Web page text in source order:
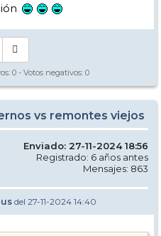
0 - Votos negativos: 0
vs remontes viejos
Enviado: 27-11-2024 18:56
Registrado: 6 años antes
Mensajes: 863
del 27-11-2024 14:40